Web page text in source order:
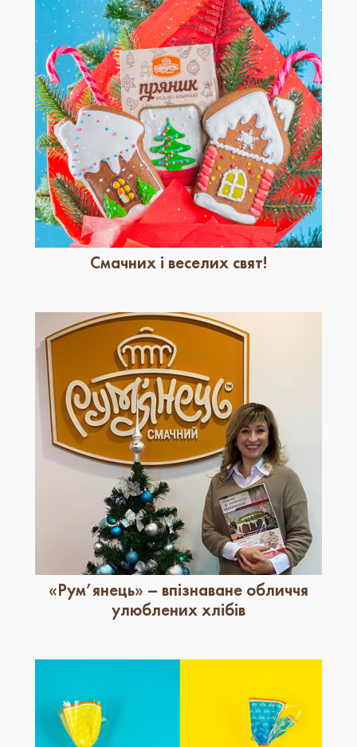
Смачних і веселих свят!
«Рум’янець» – впізнаване обличчя
улюблених хлібів